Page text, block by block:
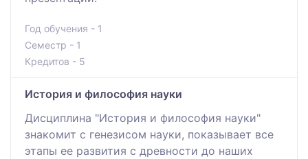
Год обучения - 1
Семестр - 1
Кредитов - 5
История и философия науки
Дисциплина "История и философия науки"
знакомит с генезисом науки, показывает все
этапы ее развития с древности до наших